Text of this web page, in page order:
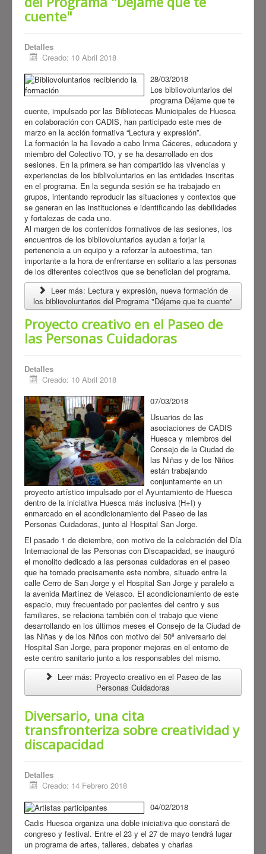
cuente"
Detalles
Creado: 10 Abril 2018
28/03/2018
Los bibliovoluntarios del
programa Déjame que te
cuente, impulsado por las Bibliotecas Municipales de Huesca
en colaboración con CADIS, han participado este mes de
marzo en la acción formativa “Lectura y expresión”.
La formación la ha llevado a cabo Inma Cáceres, educadora y
miembro del Colectivo TO, y se ha desarrollado en dos
sesiones. En la primera se han compartido las vivencias y
experiencias de los biblivoluntarios en las entidades inscritas
en el programa. En la segunda sesión se ha trabajado en
grupos, intentando reproducir las situaciones y contextos que
se generan en las instituciones e identificando las debilidades
y fortalezas de cada uno.
Al margen de los contenidos formativos de las sesiones, los
encuentros de los bibliovoluntarios ayudan a forjar la
pertenencia a un equipo y a reforzar la autoestima, tan
importante a la hora de enfrentarse en solitario a las personas
de los diferentes colectivos que se benefician del programa.
Leer más: Lectura y expresión, nueva formación de
los bibliovoluntarios del Programa "Déjame que te cuente"
Proyecto creativo en el Paseo de
las Personas Cuidadoras
Detalles
Creado: 10 Abril 2018
07/03/2018
Usuarios de las
asociaciones de CADIS
Huesca y miembros del
Consejo de la Ciudad de
las Niñas y de los Niños
están trabajando
conjuntamente en un
proyecto artístico impulsado por el Ayuntamiento de Huesca
dentro de la iniciativa Huesca más inclusiva (H+I) y
enmarcado en el acondicionamiento del Paseo de las
Personas Cuidadoras, junto al Hospital San Jorge.
El pasado 1 de diciembre, con motivo de la celebración del Día
Internacional de las Personas con Discapacidad, se inauguró
el monolito dedicado a las personas cuidadoras en el paseo
que ha tomado precisamente este nombre, situado entre la
calle Cerro de San Jorge y el Hospital San Jorge y paralelo a
la avenida Martínez de Velasco. El acondicionamiento de este
espacio, muy frecuentado por pacientes del centro y sus
familiares, se relaciona también con el trabajo que viene
desarrollando en los últimos meses el Consejo de la Ciudad de
las Niñas y de los Niños con motivo del 50º aniversario del
Hospital San Jorge, para proponer mejoras en el entorno de
este centro sanitario junto a los responsables del mismo.
Leer más: Proyecto creativo en el Paseo de las
Personas Cuidadoras
Diversario, una cita
transfronteriza sobre creatividad y
discapacidad
Detalles
Creado: 14 Febrero 2018
04/02/2018
Cadis Huesca organiza una doble iniciativa que constará de
congreso y festival. Entre el 23 y el 27 de mayo tendrá lugar
un programa de artes, talleres, debates y charlas